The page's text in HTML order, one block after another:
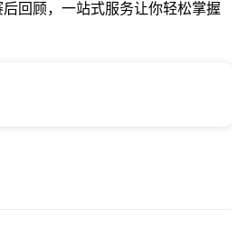
回顾，一站式服务让你轻松掌握